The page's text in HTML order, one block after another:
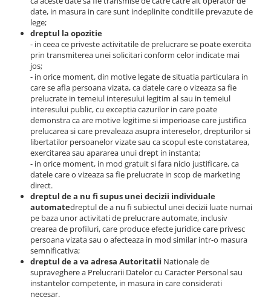
date, in masura in care sunt indeplinite conditiile prevazute de
lege;
dreptul la opozitie
- in ceea ce priveste activitatile de prelucrare se poate exercita
prin transmiterea unei solicitari conform celor indicate mai
jos;
- in orice moment, din motive legate de situatia particulara in
care se afla persoana vizata, ca datele care o vizeaza sa fie
prelucrate in temeiul interesului legitim al sau in temeiul
interesului public, cu exceptia cazurilor in care poate
demonstra ca are motive legitime si imperioase care justifica
prelucarea si care prevaleaza asupra intereselor, drepturilor si
libertatilor persoanelor vizate sau ca scopul este constatarea,
exercitarea sau apararea unui drept in instanta;
- in orice moment, in mod gratuit si fara nicio justificare, ca
datele care o vizeaza sa fie prelucrate in scop de marketing
direct.
dreptul de a nu fi supus unei decizii individuale
automatedreptul de a nu fi subiectul unei decizii luate numai
pe baza unor activitati de prelucrare automate, inclusiv
crearea de profiluri, care produce efecte juridice care privesc
persoana vizata sau o afecteaza in mod similar intr-o masura
semnificativa;
dreptul de a va adresa Autoritatii Nationale de
supraveghere a Prelucrarii Datelor cu Caracter Personal sau
instantelor competente, in masura in care considerati
necesar.